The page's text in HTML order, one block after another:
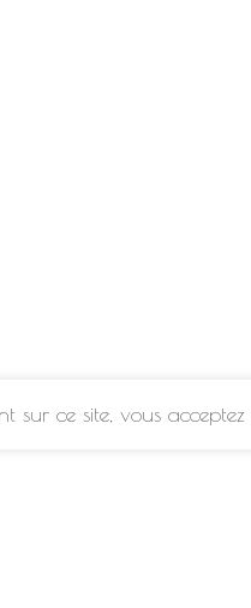
ce site, vous acceptez